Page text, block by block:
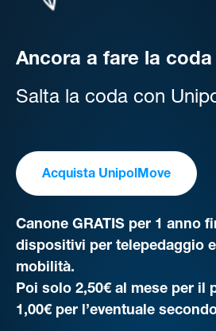
Ancora a fare la
Salta la coda con
Acquista UnipolMove
Canone GRATIS per 1 anno
dispositivi per telepedaggio
mobilità.
Poi solo 2,50€ al mese per il
1,00€ per l’eventuale